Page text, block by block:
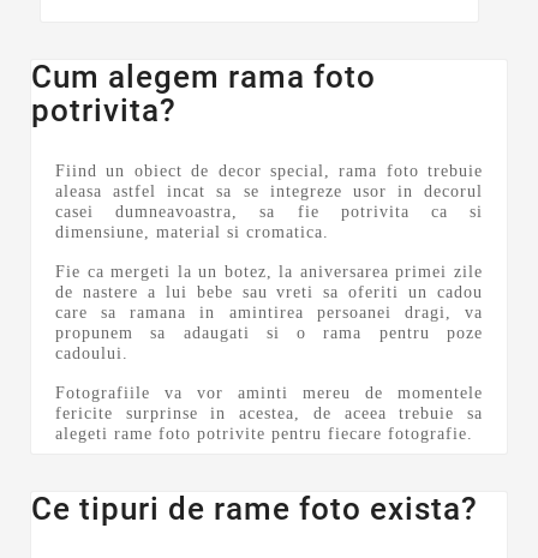
Cum alegem rama foto
potrivita?
Fiind un obiect de decor special, rama foto trebuie
aleasa astfel incat sa se integreze usor in decorul
casei dumneavoastra, sa fie potrivita ca si
dimensiune, material si cromatica.
Fie ca mergeti la un botez, la aniversarea primei zile
de nastere a lui bebe sau vreti sa oferiti un cadou
care sa ramana in amintirea persoanei dragi, va
propunem sa adaugati si o rama pentru poze
cadoului.
Fotografiile va vor aminti mereu de momentele
fericite surprinse in acestea, de aceea trebuie sa
alegeti rame foto potrivite pentru fiecare fotografie.
Ce tipuri de rame foto exista?